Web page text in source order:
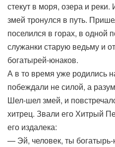
стекут в моря, озера и
змей тронулся в путь.
поселился в горах, в одной
служанки старую ведьму и
богатырей-юнаков.
А в то время уже родились
побеждали не силой, а
Шел-шел змей, и
хитрец. Звали его Хитрый
его издалека:
— Эй, человек, ты